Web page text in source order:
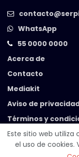
WhatsApp
55 0000 0000
Acerca de
Contacto
Mediakit
Aviso de
Términos y
© 2025
Este sitio web utiliza
el uso de cookies.